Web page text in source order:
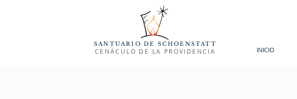
SANTUARIO DE SCHOENSTATT
CENÁCULO DE LA PROVIDENCIA INICIO